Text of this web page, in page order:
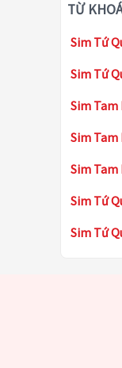
TỪ
Sim Tứ
Sim Tứ
Sim Tam
Sim Tam
Sim Tam
Sim Tứ
Sim Tứ